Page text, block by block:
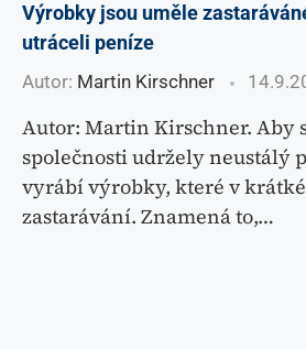
Výrobky jsou uměle
utráceli peníze
Autor: Martin Kirschner
Autor: Martin Kirschner. Aby
společnosti udržely neustálý
vyrábí výrobky, které v
zastarávání. Znamená to,…